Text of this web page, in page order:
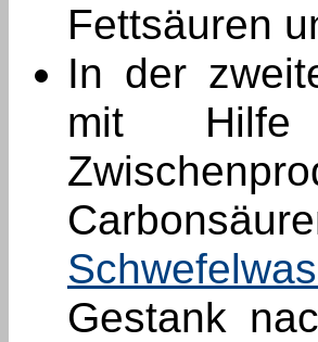
Fettsäuren
In der
mit Hilfe
Gestank